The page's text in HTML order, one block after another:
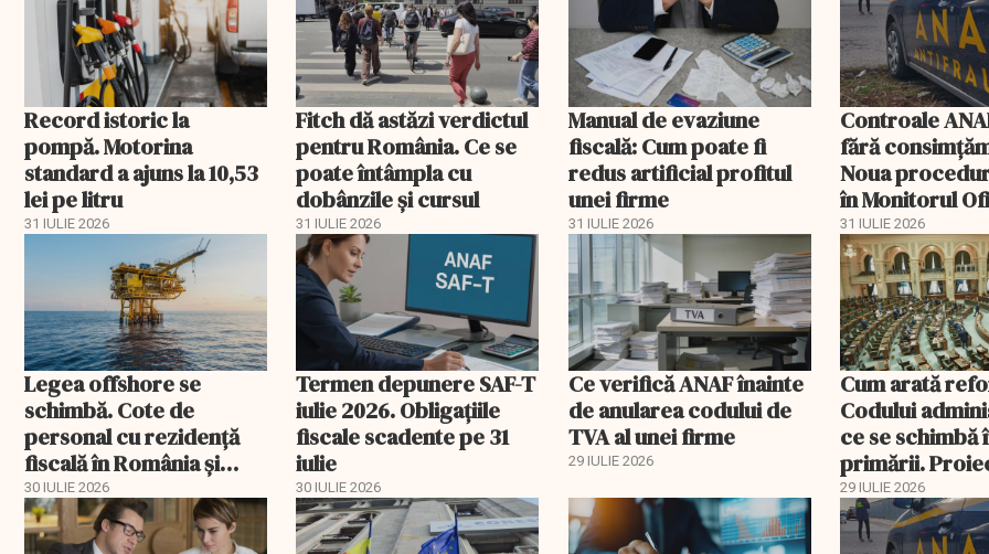
Record istoric la
pompă. Motorina
standard a ajuns la 10,53
lei pe litru
31 IULIE 2026
Fitch dă astăzi verdictul
pentru România. Ce se
poate întâmpla cu
dobânzile și cursul
31 IULIE 2026
Manual de evaziune
fiscală: Cum poate fi
redus artificial profitul
unei firme
31 IULIE 2026
Controale
fără
Noua
în Monitorul
31 IULIE 2026
Legea offshore se
schimbă. Cote de
personal cu rezidență
fiscală în România și
raportări lunare la ANAF
30 IULIE 2026
Termen depunere SAF-T
iulie 2026. Obligațiile
fiscale scadente pe 31
iulie
30 IULIE 2026
Ce verifică ANAF înainte
de anularea codului de
TVA al unei firme
29 IULIE 2026
Cum arată
Codului
ce se schimbă
primării.
linie dreaptă la
Parlament
29 IULIE 2026